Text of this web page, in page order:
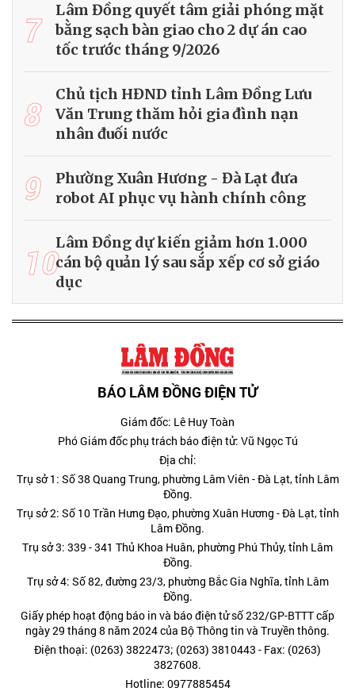
7
Lâm Đồng quyết tâm giải phóng mặt
bằng sạch bàn giao cho 2 dự án cao
tốc trước tháng 9/2026
8
Chủ tịch HĐND tỉnh Lâm Đồng Lưu
Văn Trung thăm hỏi gia đình nạn
nhân đuối nước
9
Phường Xuân Hương - Đà Lạt đưa
robot AI phục vụ hành chính công
10Lâm Đồng dự kiến giảm hơn 1.000
cán bộ quản lý sau sắp xếp cơ sở giáo
dục
BÁO LÂM ĐỒNG ĐIỆN TỬ
Giám đốc: Lê Huy Toàn
Phó Giám đốc phụ trách báo điện tử: Vũ Ngọc Tú
Địa chỉ:
Trụ sở 1: Số 38 Quang Trung, phường Lâm Viên - Đà Lạt, tỉnh Lâm
Đồng.
Trụ sở 2: Số 10 Trần Hưng Đạo, phường Xuân Hương - Đà Lạt, tỉnh
Lâm Đồng.
Trụ sở 3: 339 - 341 Thủ Khoa Huân, phường Phú Thủy, tỉnh Lâm
Đồng.
Trụ sở 4: Số 82, đường 23/3, phường Bắc Gia Nghĩa, tỉnh Lâm
Đồng.
Giấy phép hoạt động báo in và báo điện tử số 232/GP-BTTT cấp
ngày 29 tháng 8 năm 2024 của Bộ Thông tin và Truyền thông.
Điện thoại: (0263) 3822473; (0263) 3810443 - Fax: (0263)
3827608.
Hotline: 0977885454